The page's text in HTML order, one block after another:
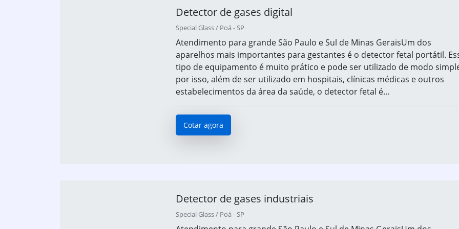
Detector de gases digital
Special Glass / Poá - SP
Atendimento para grande São Paulo e Sul de Minas GeraisUm dos
aparelhos mais importantes para gestantes é o detector fetal portátil.
tipo de equipamento é muito prático e pode ser utilizado de modo
por isso, além de ser utilizado em hospitais, clínicas médicas e outros
estabelecimentos da área da saúde, o detector fetal é...
Cotar agora
Detector de gases industriais
Special Glass / Poá - SP